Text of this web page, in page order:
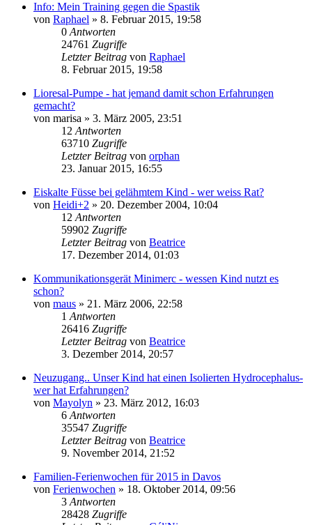
Info: Mein Training gegen die Spastik
von Raphael » 8. Februar 2015, 19:58
0 Antworten
24761 Zugriffe
Letzter Beitrag von Raphael
8. Februar 2015, 19:58
Lioresal-Pumpe - hat jemand damit schon Erfahrungen
gemacht?
von marisa » 3. März 2005, 23:51
12 Antworten
63710 Zugriffe
Letzter Beitrag von orphan
23. Januar 2015, 16:55
Eiskalte Füsse bei gelähmtem Kind - wer weiss Rat?
von Heidi+2 » 20. Dezember 2004, 10:04
12 Antworten
59902 Zugriffe
Letzter Beitrag von Beatrice
17. Dezember 2014, 01:03
Kommunikationsgerät Minimerc - wessen Kind nutzt es
schon?
von maus » 21. März 2006, 22:58
1 Antworten
26416 Zugriffe
Letzter Beitrag von Beatrice
3. Dezember 2014, 20:57
Neuzugang.. Unser Kind hat einen Isolierten Hydrocephalus-
wer hat Erfahrungen?
von Mayolyn » 23. März 2012, 16:03
6 Antworten
35547 Zugriffe
Letzter Beitrag von Beatrice
9. November 2014, 21:52
Familien-Ferienwochen für 2015 in Davos
von Ferienwochen » 18. Oktober 2014, 09:56
3 Antworten
28428 Zugriffe